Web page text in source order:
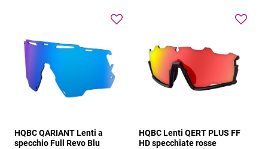
HQBC QARIANT Lenti a
specchio Full Revo Blu
HQBC Lenti QERT PLUS FF
HD specchiate rosse